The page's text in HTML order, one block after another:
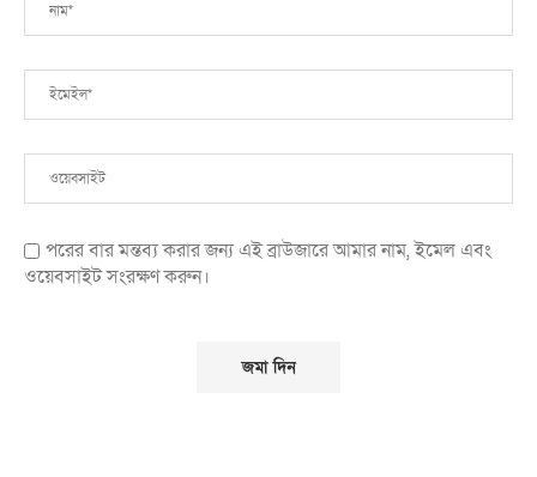
পরের বার মন্তব্য করার জন্য এই ব্রাউজারে আমার নাম, ইমেল এবং
ওয়েবসাইট সংরক্ষণ করুন।